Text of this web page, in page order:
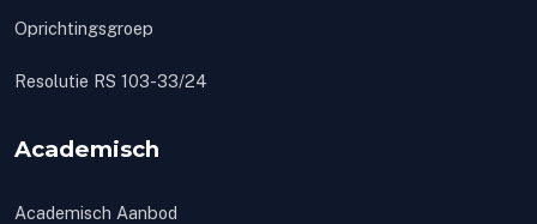
Oprichtingsgroep
Resolutie RS 103-33/24
Academisch
Academisch Aanbod